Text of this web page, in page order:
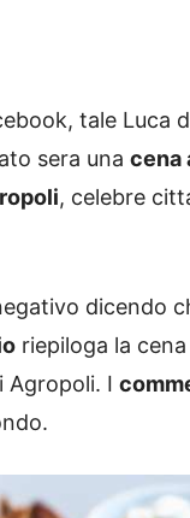
tale Luca
sera una cena
, celebre
dicendo
riepiloga la
Agropoli. I